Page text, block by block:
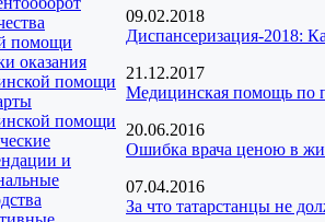
помощи
оказания
помощи
помощи
и
09.02.2018
Диспансеризация-2018:
21.12.2017
Медицинская помощь по
20.06.2016
Ошибка врача ценою в
07.04.2016
За что татарстанцы не